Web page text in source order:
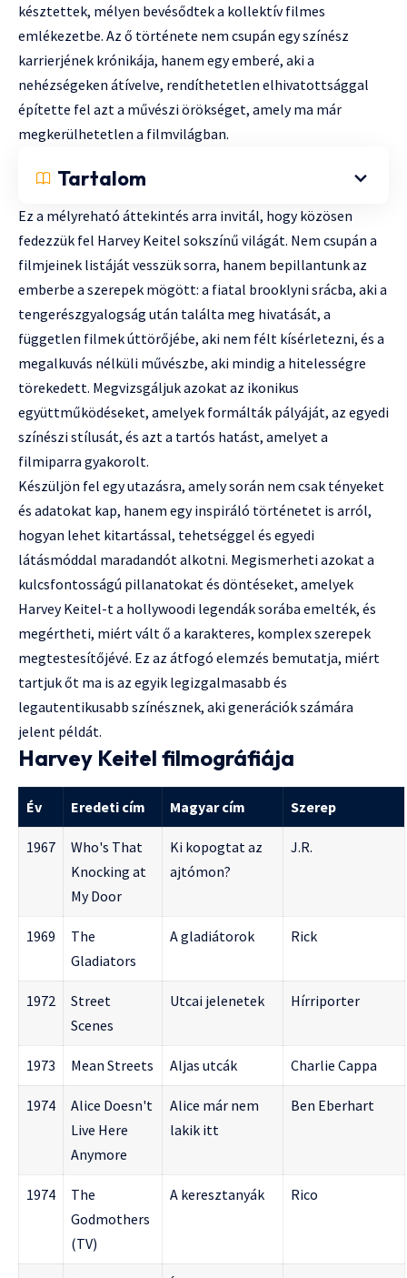
késztettek, mélyen bevésődtek a kollektív filmes
emlékezetbe. Az ő története nem csupán egy színész
karrierjének krónikája, hanem egy emberé, aki a
nehézségeken átívelve, rendíthetetlen elhivatottsággal
építette fel azt a művészi örökséget, amely ma már
megkerülhetetlen a filmvilágban.
Tartalom
Ez a mélyreható áttekintés arra invitál, hogy közösen
fedezzük fel Harvey Keitel sokszínű világát. Nem csupán a
filmjeinek listáját vesszük sorra, hanem bepillantunk az
emberbe a szerepek mögött: a fiatal brooklyni srácba, aki a
tengerészgyalogság után találta meg hivatását, a
független filmek úttörőjébe, aki nem félt kísérletezni, és a
megalkuvás nélküli művészbe, aki mindig a hitelességre
törekedett. Megvizsgáljuk azokat az ikonikus
együttműködéseket, amelyek formálták pályáját, az egyedi
színészi stílusát, és azt a tartós hatást, amelyet a
filmiparra gyakorolt.
Készüljön fel egy utazásra, amely során nem csak tényeket
és adatokat kap, hanem egy inspiráló történetet is arról,
hogyan lehet kitartással, tehetséggel és egyedi
látásmóddal maradandót alkotni. Megismerheti azokat a
kulcsfontosságú pillanatokat és döntéseket, amelyek
Harvey Keitel-t a hollywoodi legendák sorába emelték, és
megértheti, miért vált ő a karakteres, komplex szerepek
megtestesítőjévé. Ez az átfogó elemzés bemutatja, miért
tartjuk őt ma is az egyik legizgalmasabb és
legautentikusabb színésznek, aki generációk számára
jelent példát.
Harvey Keitel filmográfiája
Év Eredeti cím Magyar cím Szerep
1967
Who's That
Knocking at
My Door
Ki kopogtat az
ajtómon?
J.R.
1969
The
Gladiators
A gladiátorok Rick
1972
Street
Scenes
Utcai jelenetek Hírriporter
1973 Mean Streets Aljas utcák Charlie Cappa
1974
Alice Doesn't
Live Here
Anymore
Alice már nem
lakik itt
Ben Eberhart
1974
The
Godmothers
(TV)
A keresztanyák Rico